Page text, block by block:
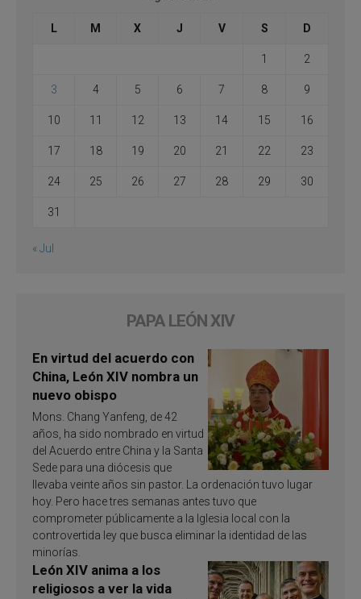
L M X J V S D
1 2
3 4 5 6 7 8 9
10 11 12 13 14 15 16
17 18 19 20 21 22 23
24 25 26 27 28 29 30
31
« Jul
PAPA LEÓN XIV
En virtud del acuerdo con
China, León XIV nombra un
nuevo obispo
Mons. Chang Yanfeng, de 42
años, ha sido nombrado en virtud
del Acuerdo entre China y la Santa
Sede para una diócesis que
llevaba veinte años sin pastor. La ordenación tuvo lugar
hoy. Pero hace tres semanas antes tuvo que
comprometer públicamente a la Iglesia local con la
controvertida ley que busca eliminar la identidad de las
minorías.
León XIV anima a los
religiosos a ver la vida